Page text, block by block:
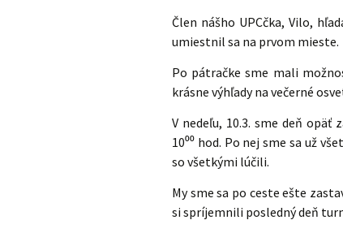
Člen nášho UPCčka, Vilo,
umiestnil sa na prvom mieste.
Po pátračke sme mali
krásne výhľady na večerné
V nedeľu, 10.3. sme deň
10⁰⁰ hod. Po nej sme sa už
so všetkými lúčili.
My sme sa po ceste ešte
si spríjemnili posledný deň